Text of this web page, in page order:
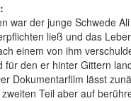
war der junge Schwede
ließ und das
einem von ihm
für den er hinter Gittern
Dokumentarfilm lässt
Teil aber auf